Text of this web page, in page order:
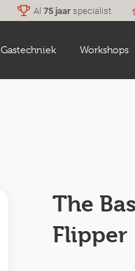
Al 75 jaarspecialist
Gastechniek Workshops
The
Flipper